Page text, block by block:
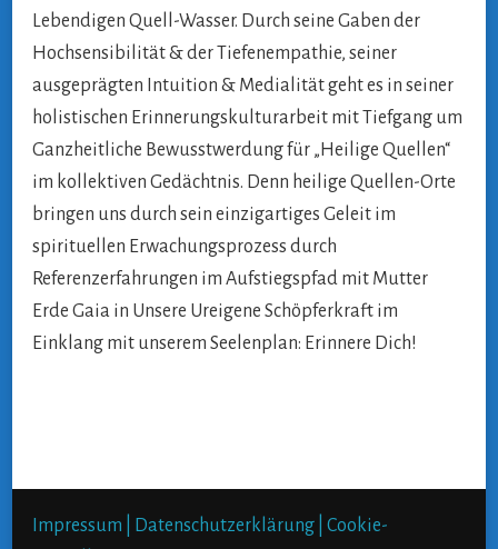
Lebendigen Quell-Wasser. Durch seine Gaben der
Hochsensibilität & der Tiefenempathie, seiner
ausgeprägten Intuition & Medialität geht es in seiner
holistischen Erinnerungskulturarbeit mit Tiefgang um
Ganzheitliche Bewusstwerdung für „Heilige Quellen“
im kollektiven Gedächtnis. Denn heilige Quellen-Orte
bringen uns durch sein einzigartiges Geleit im
spirituellen Erwachungsprozess durch
Referenzerfahrungen im Aufstiegspfad mit Mutter
Erde Gaia in Unsere Ureigene Schöpferkraft im
Einklang mit unserem Seelenplan: Erinnere Dich!
Impressum | Datenschutzerklärung | Cookie-